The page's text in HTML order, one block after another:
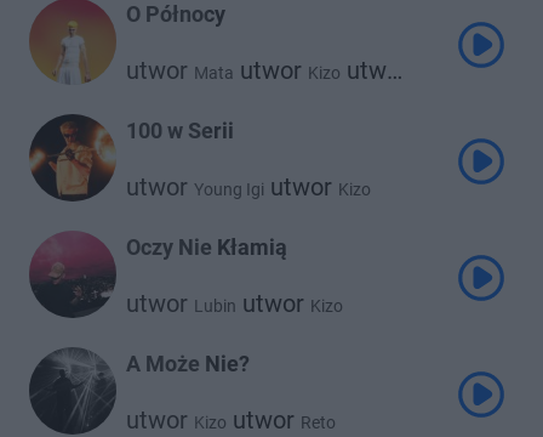
O Północy
utwor Mata utwor Kizo utwor
100 w Serii
utwor Young Igi utwor Kizo
Oczy Nie Kłamią
utwor Lubin utwor Kizo
A Może Nie?
utwor Kizo utwor Reto